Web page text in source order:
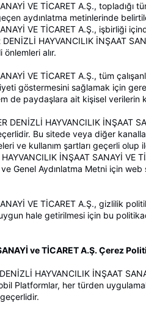
VE TİCARET A.Ş.,
aydınlatma metinlerinde
VE TİCARET A.Ş., işbirliği
HAYVANCILIK İNŞAAT
alır.
VE TİCARET A.Ş., tüm
göstermesini sağlamak için
de paydaşlara ait kişisel verilerin
HAYVANCILIK İNŞAAT
Bu sitede veya diğer
ve kullanım şartları geçerli
İNŞAAT SANAYİ VE
ve Genel Aydınlatma Metni için
VE TİCARET A.Ş., gizlilik
hale getirilmesi için bu
ve TİCARET A.Ş. Çerez
HAYVANCILIK İNŞAAT
Platformlar, her türden